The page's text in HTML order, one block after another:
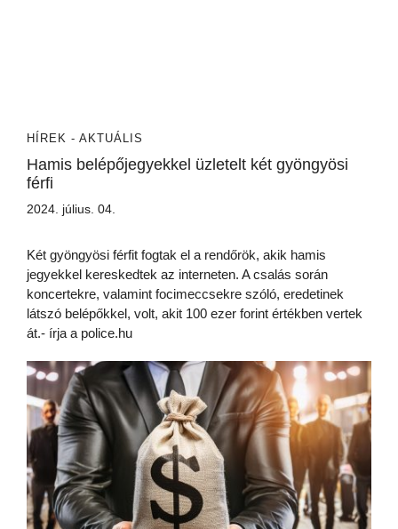
HÍREK - AKTUÁLIS
Hamis belépőjegyekkel üzletelt két gyöngyösi
férfi
2024. július. 04.
Két gyöngyösi férfit fogtak el a rendőrök, akik hamis
jegyekkel kereskedtek az interneten. A csalás során
koncertekre, valamint focimeccsekre szóló, eredetinek
látszó belépőkkel, volt, akit 100 ezer forint értékben vertek
át.- írja a police.hu